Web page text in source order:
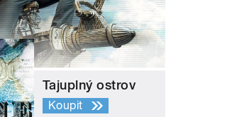
Tajuplný ostrov
Koupit